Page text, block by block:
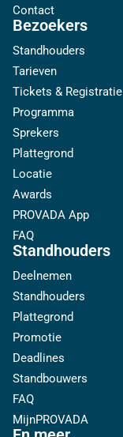
Contact
Bezoekers
Standhouders
Tarieven
Tickets & Registratie
Programma
Sprekers
Plattegrond
Locatie
Awards
PROVADA App
FAQ
Standhouders
Deelnemen
Standhouders
Plattegrond
Promotie
Deadlines
Standbouwers
FAQ
MijnPROVADA